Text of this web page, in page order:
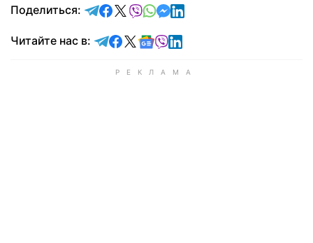
Поделиться: отправить в Telegram
поделиться в Facebook
поделиться в X
отправить в Viber
отправить в Whatsapp
отправить в Messenger
отправить в LinkedIn
Читайте нас в: Читайте в Telegram
Читайте в Facebook
Читайте в X
Читайте в Google news
Читайте в Viber
Читайте в LinkedIn